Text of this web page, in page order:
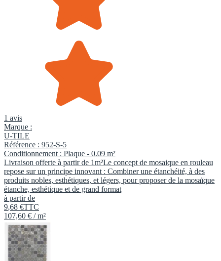
1 avis
Marque :
U-TILE
Référence : 952-S-5
Conditionnement : Plaque - 0.09 m²
Livraison offerte à partir de 1m²Le concept de mosaique en rouleau
repose sur un principe innovant : Combiner une étanchéité, à des
produits nobles, esthétiques, et légers, pour proposer de la mosaïque
étanche, esthétique et de grand format
à partir de
9,68 €TTC
107,60 € / m²